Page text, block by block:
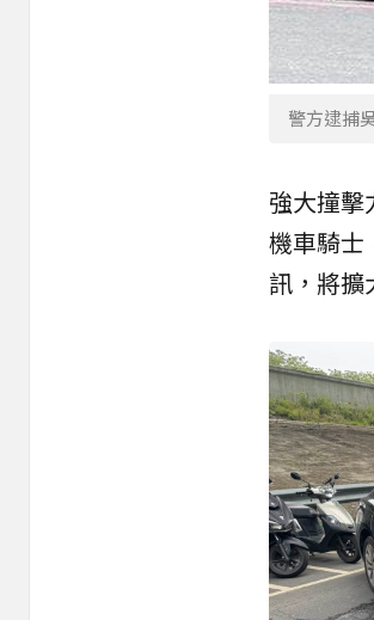
警方逮捕
強大撞擊
機車騎士
訊，將擴